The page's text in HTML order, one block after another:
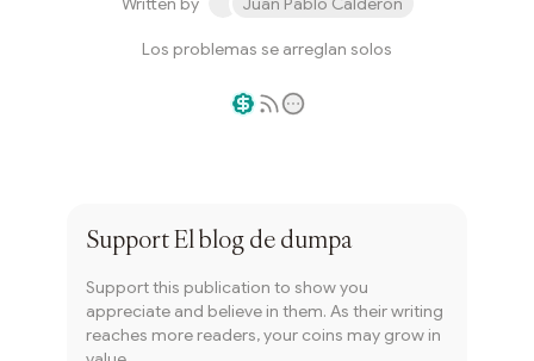
Los problemas se arreglan solos
SupportEl blog de dumpa
Support this publication to show you
appreciate and believe in them. As their writing
reaches more readers, your coins may grow in